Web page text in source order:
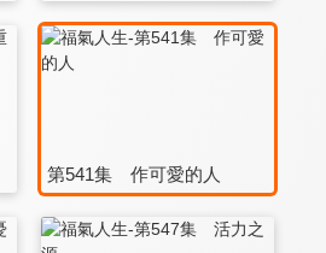
第541集 作可愛的人